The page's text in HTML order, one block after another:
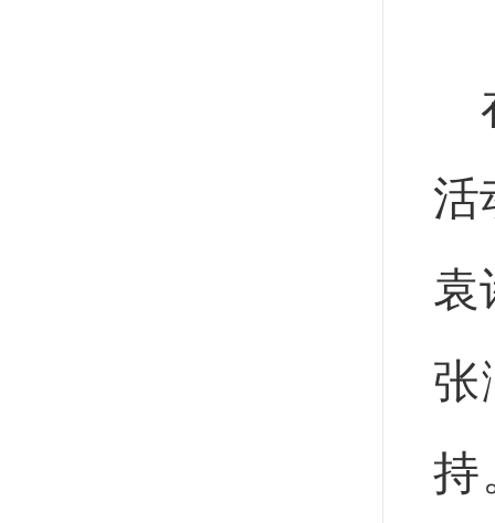
活
袁
张
持